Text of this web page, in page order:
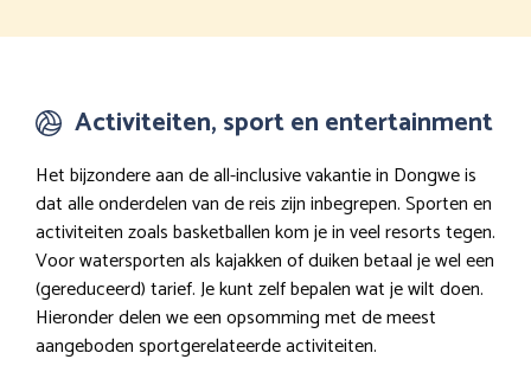
Activiteiten, sport en entertainment
Het bijzondere aan de all-inclusive vakantie in Dongwe is
dat alle onderdelen van de reis zijn inbegrepen. Sporten en
activiteiten zoals basketballen kom je in veel resorts tegen.
Voor watersporten als kajakken of duiken betaal je wel een
(gereduceerd) tarief. Je kunt zelf bepalen wat je wilt doen.
Hieronder delen we een opsomming met de meest
aangeboden sportgerelateerde activiteiten.